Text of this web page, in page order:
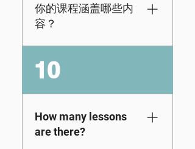
个学生都需要有自己
的电子邮件地址以及
可：如果您想在下一
讨会上使用我们的教
育视频，您可以在一
段规定时间内授权我
无论年龄大小，那些
不熟悉金融和投资的
以！）以下是我们可
用的资源：学前班至
12 年级的书籍和练习
册：点击此处查看数
字金融课程（3-12 年
级）：访问此处
你的课程涵盖哪些内
容？
我们的数字课程包括
通过我们的电子学习
涵盖预算、税收、信
贷、保险、职业和大
10
How many lessons
are there?